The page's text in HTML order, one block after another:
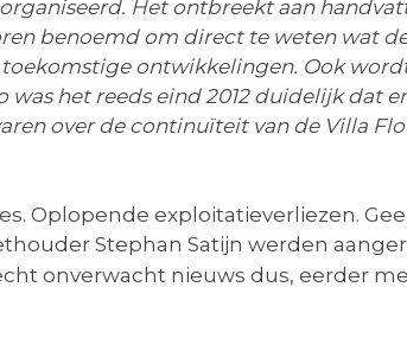
Het ontbreekt aan
benoemd om direct te weten wat
ontwikkelingen. Ook
het reeds eind 2012 duidelijk dat
over de continuïteit van de Villa
Oplopende exploitatieverliezen.
Stephan Satijn werden
onverwacht nieuws dus, eerder